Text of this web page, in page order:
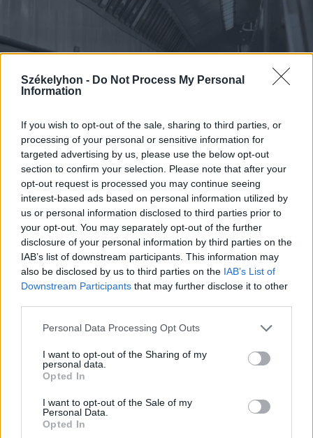
Székelyhon - Do Not Process My Personal
Information
If you wish to opt-out of the sale, sharing to third parties, or
processing of your personal or sensitive information for
targeted advertising by us, please use the below opt-out
section to confirm your selection. Please note that after your
opt-out request is processed you may continue seeing
interest-based ads based on personal information utilized by
us or personal information disclosed to third parties prior to
your opt-out. You may separately opt-out of the further
disclosure of your personal information by third parties on the
IAB’s list of downstream participants. This information may
also be disclosed by us to third parties on the IAB’s List of
Downstream Participants that may further disclose it to other
Personal Data Processing Opt Outs
I want to opt-out of the Sharing of my
personal data.
Opted In
I want to opt-out of the Sale of my
Personal Data.
Opted In
2026. augusztus 08., szombat
Vaddisznó szaladt le a budapesti
metróba, felszállt az egyik kocsira,
majd kilőtték – videóval